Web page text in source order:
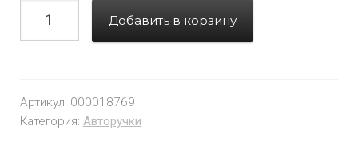
Добавить в корзину
Артикул: 000018769
Категория: Авторучки